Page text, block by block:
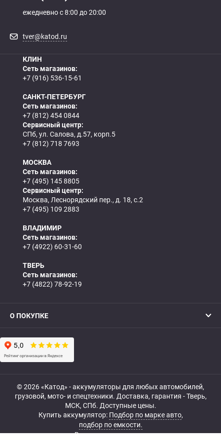
ежедневно с 8:00 до 20:00
tver@katod.ru
КЛИН
Сеть магазинов:
+7 (916) 536-15-61
САНКТ-ПЕТЕРБУРГ
Сеть магазинов:
+7 (812) 454 0844
Сервисный центр:
СПб, ул. Салова, д.57, корп.5
+7 (812) 718 7693
МОСКВА
Сеть магазинов:
+7 (495) 145 8805
Сервисный центр:
Москва, Леснорядский пер., д. 18, с.2
+7 (495) 109 2883
ВЛАДИМИР
Сеть магазинов:
+7 (4922) 60-31-60
ТВЕРЬ
Сеть магазинов:
+7 (4822) 78-92-19
О ПОКУПКЕ
© 2026 «Катод» - аккумуляторы для любых автомобилей,
грузовой, мото- и спецтехники. Доставка, гарантия - Тверь,
МСК, СПб. Доступные цены.
Купить аккумулятор: Подбор по марке авто,
подбор по емкости.
Все права защищены.